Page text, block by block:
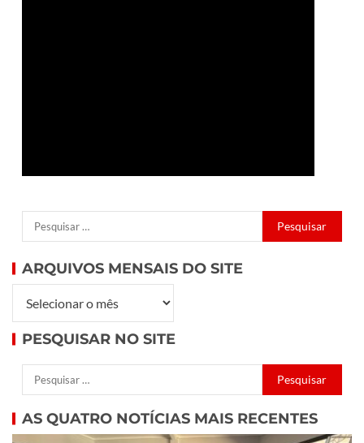
ARQUIVOS MENSAIS DO SITE
PESQUISAR NO SITE
AS QUATRO NOTÍCIAS MAIS RECENTES